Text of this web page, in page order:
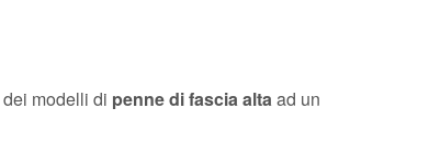
modelli di penne di fascia altaad un